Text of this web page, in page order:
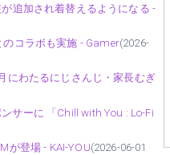
追加され着替えるようになる -
コラボも実施 - Gamer(2026-
にわたるにじさんじ・家長むぎ
サーに 「Chill with You : Lo-Fi
が登場 - KAI-YOU(2026-06-01